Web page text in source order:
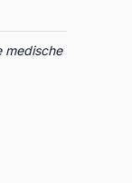
medische